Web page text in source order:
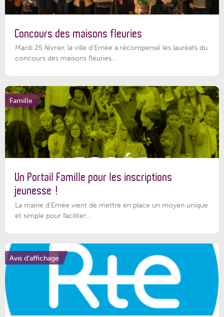
Concours des maisons fleuries
Mardi 25 février, la ville d'Ernée a récompensé les lauréats du
concours des maisons fleuries...
Famille
Un Portail Famille pour les inscriptions
jeunesse !
La mairie d’Ernée vient de mettre en place un moyen unique
et simple pour faciliter...
Avis d'affichage